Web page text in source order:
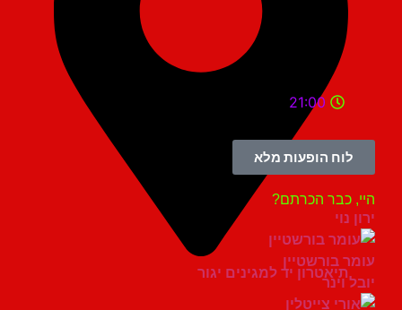
תיאטרון יד למגינים יגור
21:00
לוח הופעות מלא
כבר הכרתם?
בורשטיין
וינר